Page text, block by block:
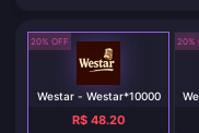
20% OFF
Westar - Westar*10000
R$ 48.20
20%